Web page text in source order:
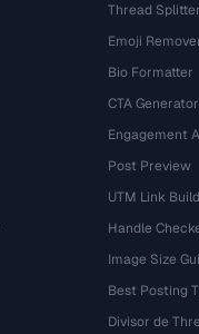
Thread Splitter
Emoji
Bio Formatter
CTA Generator
Engagement
Post Preview
UTM Link
Handle
Image Size
Best Posting
Divisor de